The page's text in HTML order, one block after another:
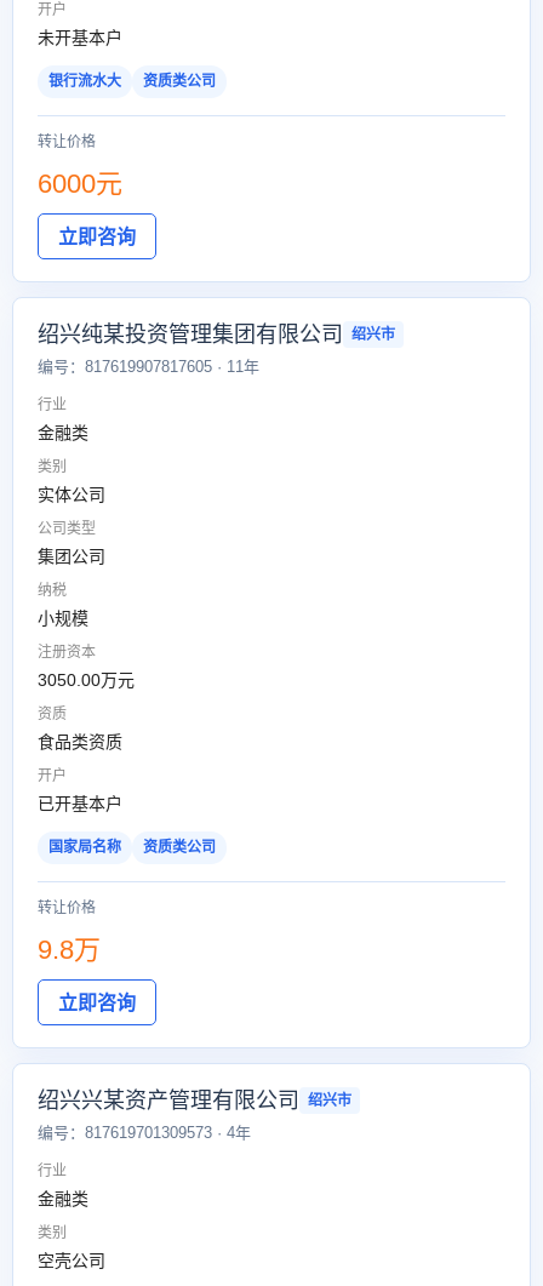
开户
未开基本户
银行流水大 资质类公司
转让价格
6000元
立即咨询
绍兴纯某投资管理集团有限公司 绍兴市
编号：817619907817605 · 11年
行业
金融类
类别
实体公司
公司类型
集团公司
纳税
小规模
注册资本
3050.00万元
资质
食品类资质
开户
已开基本户
国家局名称 资质类公司
转让价格
9.8万
立即咨询
绍兴兴某资产管理有限公司 绍兴市
编号：817619701309573 · 4年
行业
金融类
类别
空壳公司